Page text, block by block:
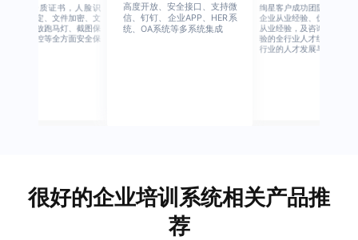
业权威资质证书，人脸识
、设备绑定、文件加密、文
水印、播放跑马灯、截图保
、权限管控等全方面安全保
高度开放、安全接口、支持微
信、钉钉、企业APP、HER系
统、OA系统等多系统集成
绚星客户成功团队，由有多
企业从业经验、优秀培训机
从业经验，及咨询公司从业
验的全行业人才组成，涉猎
行业的人才发展与培养模块
很好的企业培训系统相关产品推
荐